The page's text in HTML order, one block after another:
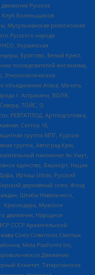
Русское
Клуб Болельщиков
Мусульманская религиозная
Русского народа
Украинская
Братство, Белый Крест,
последователей инглиизма,
Этнополитическое
объединение Атака, Мечеть
г. Астрахани, ВОЛЯ,
ТОЙС, О
РЕВТАТПОД, Артподготовка,
Сектор 16,
группа МПГ, Курсом
группа, Автоград Крю,
пансионат Ак Умут,
единство, Башкорт, Нация
Иртыш Ultras, Русский
державный союз, Фонд
Штабы Навального,
Краснодара, Мужское
движения, Народное
СССР Архангельской
Союз Советских Светлых
Meta Platforms Inc,
Движение
Комитет, Татарстанское